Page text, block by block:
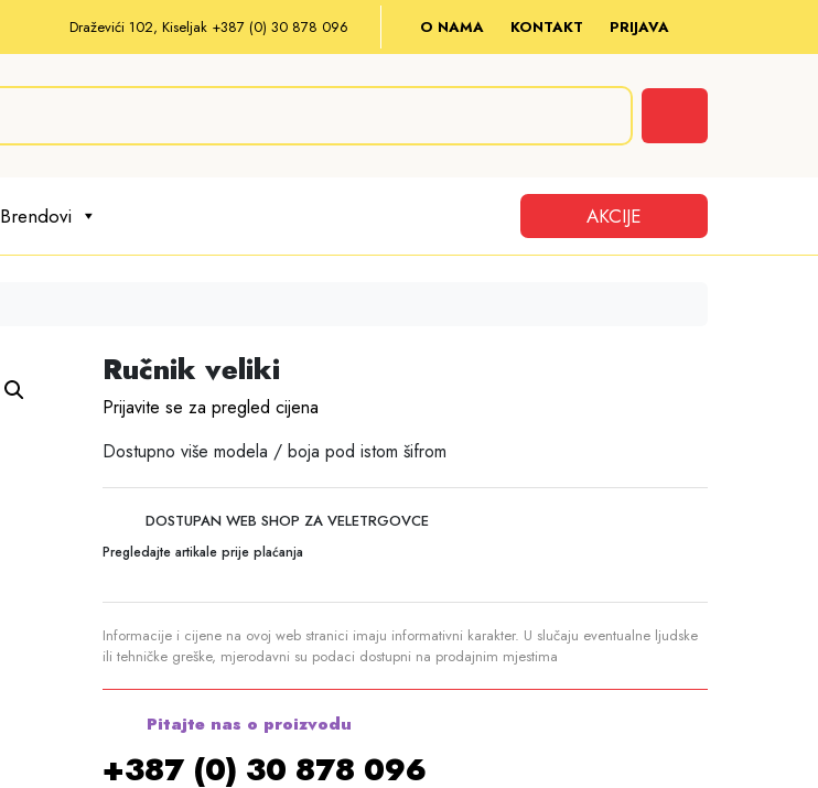
Draževići 102, Kiseljak +387 (0) 30 878 096 O NAMA KONTAKT PRIJAVA
AKCIJE
Brendovi
Ručnik veliki
Prijavite se za pregled cijena
Dostupno više modela / boja pod istom šifrom
DOSTUPAN WEB SHOP ZA VELETRGOVCE
Pregledajte artikale prije plaćanja
Informacije i cijene na ovoj web stranici imaju informativni karakter. U slučaju eventualne ljudske
ili tehničke greške, mjerodavni su podaci dostupni na prodajnim mjestima
Pitajte nas o proizvodu
+387 (0) 30 878 096